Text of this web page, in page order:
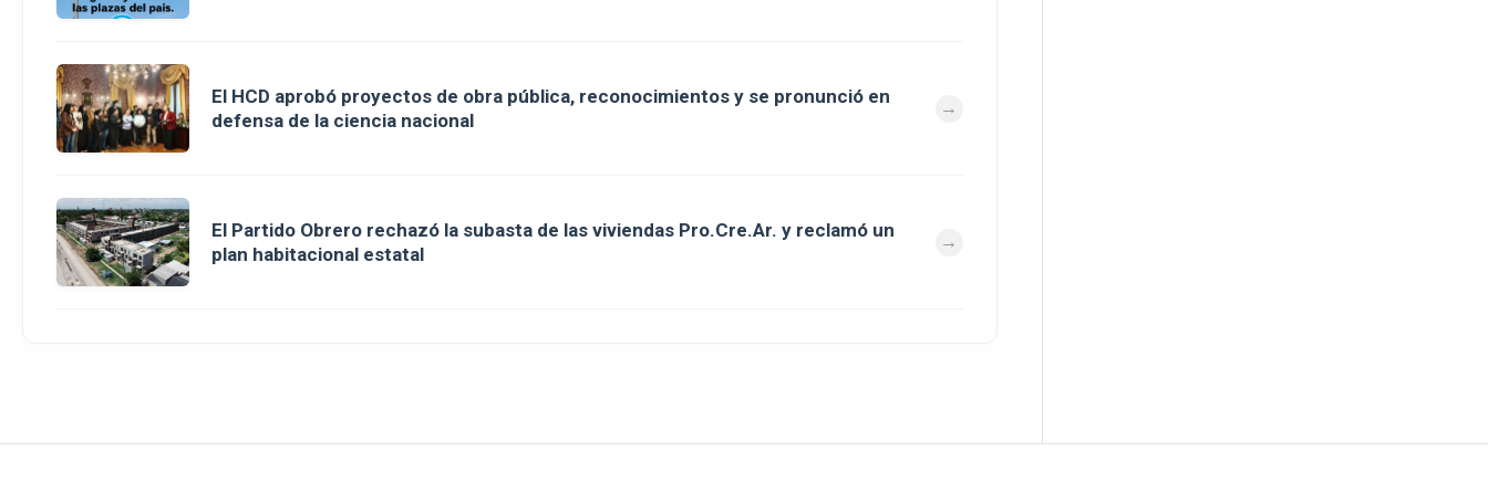
El HCD aprobó proyectos de obra pública, reconocimientos y se pronunció en
defensa de la ciencia nacional
El Partido Obrero rechazó la subasta de las viviendas Pro.Cre.Ar. y reclamó un
plan habitacional estatal